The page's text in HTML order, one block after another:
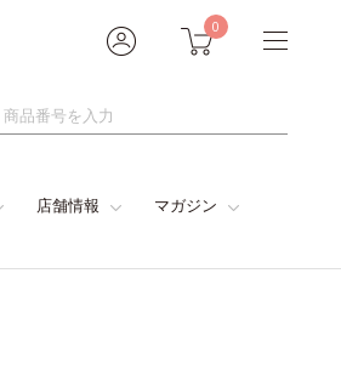
0
店舗情報 マガジン